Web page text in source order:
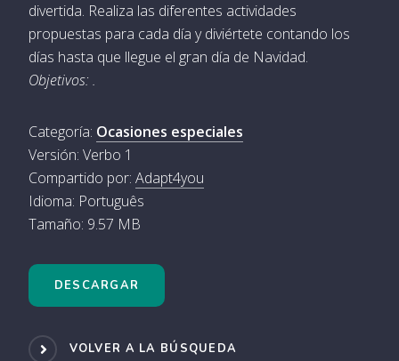
divertida. Realiza las diferentes actividades
propuestas para cada día y diviértete contando los
días hasta que llegue el gran día de Navidad.
Objetivos: .
Categoría: Ocasiones especiales
Versión: Verbo 1
Compartido por: Adapt4you
Idioma: Português
Tamaño: 9.57 MB
DESCARGAR
VOLVER A LA BÚSQUEDA